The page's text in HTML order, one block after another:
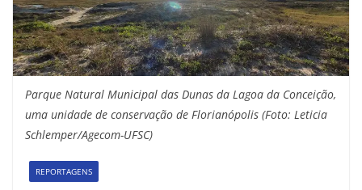
Parque Natural Municipal das Dunas da Lagoa da Conceição,
uma unidade de conservação de Florianópolis (Foto: Leticia
Schlemper/Agecom-UFSC)
REPORTAGENS